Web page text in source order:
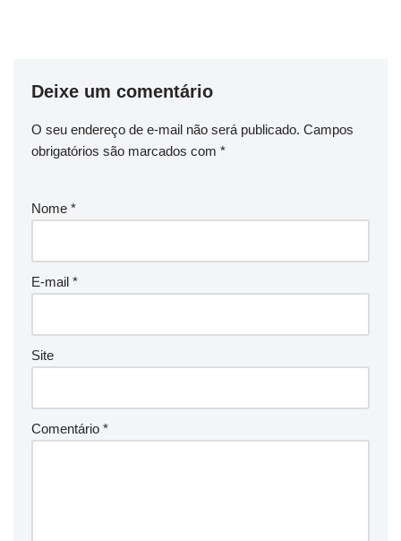
Deixe um comentário
O seu endereço de e-mail não será publicado. Campos
obrigatórios são marcados com *
Nome *
E-mail *
Site
Comentário *